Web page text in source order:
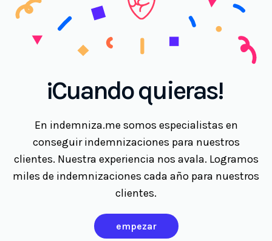
¡Cuando quieras!
En indemniza.me somos especialistas en
conseguir indemnizaciones para nuestros
clientes. Nuestra experiencia nos avala. Logramos
miles de indemnizaciones cada año para nuestros
clientes.
empezar